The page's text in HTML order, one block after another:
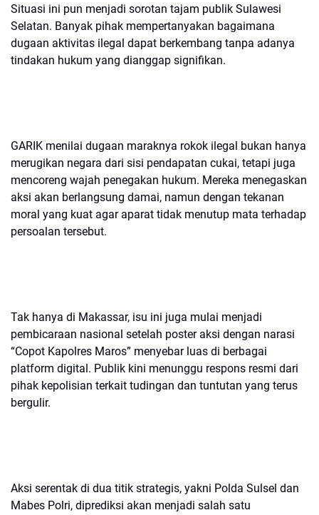
Situasi ini pun menjadi sorotan tajam publik Sulawesi
Selatan. Banyak pihak mempertanyakan bagaimana
dugaan aktivitas ilegal dapat berkembang tanpa adanya
tindakan hukum yang dianggap signifikan.
GARIK menilai dugaan maraknya rokok ilegal bukan hanya
merugikan negara dari sisi pendapatan cukai, tetapi juga
mencoreng wajah penegakan hukum. Mereka menegaskan
aksi akan berlangsung damai, namun dengan tekanan
moral yang kuat agar aparat tidak menutup mata terhadap
persoalan tersebut.
Tak hanya di Makassar, isu ini juga mulai menjadi
pembicaraan nasional setelah poster aksi dengan narasi
“Copot Kapolres Maros” menyebar luas di berbagai
platform digital. Publik kini menunggu respons resmi dari
pihak kepolisian terkait tudingan dan tuntutan yang terus
bergulir.
Aksi serentak di dua titik strategis, yakni Polda Sulsel dan
Mabes Polri, diprediksi akan menjadi salah satu